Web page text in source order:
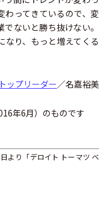
わってきているので、変
ないと勝ち抜けない。
り、もっと増えてくる
ップリーダー／名嘉裕美
年6月）のものです
より「デロイト トーマツ ベ